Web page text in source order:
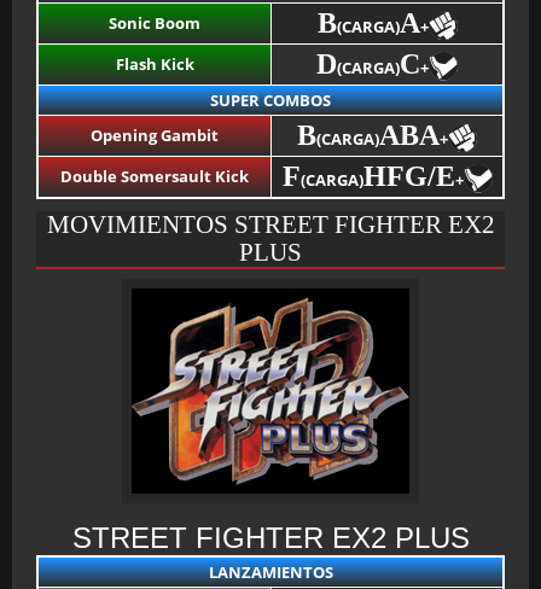
Sonic Boom
B(CARGA)A+
Flash Kick
D(CARGA)C+
SUPER COMBOS
Opening Gambit
B(CARGA)ABA+
Double Somersault Kick
F(CARGA)HFG/E+
MOVIMIENTOS STREET FIGHTER EX2
PLUS
STREET FIGHTER EX2 PLUS
LANZAMIENTOS